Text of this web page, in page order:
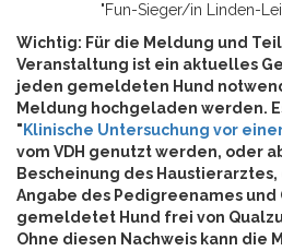
"Fun-Sieger/in Linden-
Wichtig: Für die Meldung und
Veranstaltung ist ein aktuelles
jeden gemeldeten Hund
Meldung hochgeladen werden.
" Klinische Untersuchung vor
vom VDH genutzt werden, oder
Bescheinung des
Angabe des Pedigreenames und
gemeldetet Hund frei von
Ohne diesen Nachweis kann die